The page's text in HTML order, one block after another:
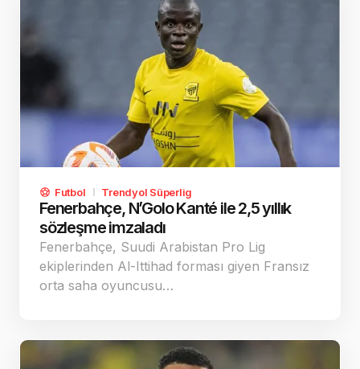
Futbol Trendyol Süperlig
Fenerbahçe, N’Golo Kanté ile 2,5 yıllık
sözleşme imzaladı
Fenerbahçe, Suudi Arabistan Pro Lig
ekiplerinden Al-Ittihad forması giyen Fransız
orta saha oyuncusu…